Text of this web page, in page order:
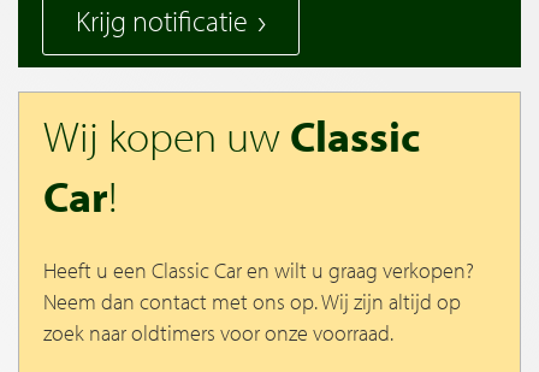
Krijg notificatie
Wij kopen uwClassic
Car!
Heeft u een Classic Car en wilt u graag verkopen?
Neem dan contact met ons op. Wij zijn altijd op
zoek naar oldtimers voor onze voorraad.